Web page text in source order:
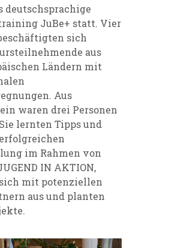
deutschsprachige
JuBe+ statt. Vier
sich
aus
Ländern mit
Aus
waren drei Personen
lernten Tipps und
im Rahmen von
IN AKTION,
mit potenziellen
aus und planten